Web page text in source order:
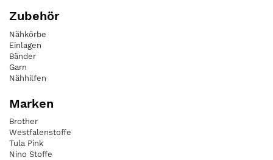
Zubehör
Nähkörbe
Einlagen
Bänder
Garn
Nähhilfen
Marken
Brother
Westfalenstoffe
Tula Pink
Nino Stoffe